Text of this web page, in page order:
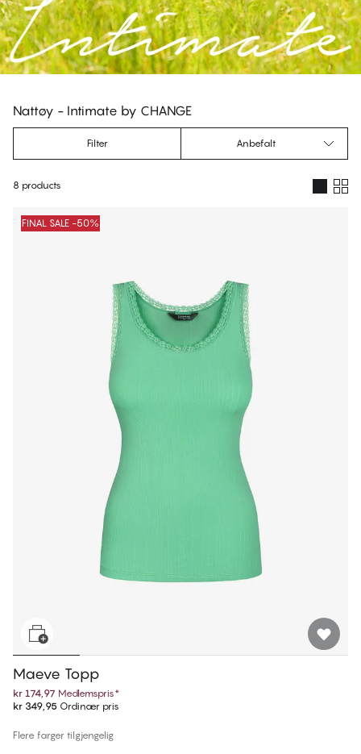
Nattøy - Intimate by CHANGE
Filter Anbefalt
8 products
Produkter
FINAL SALE -50%
Maeve Topp
kr 174,97 Medlemspris*
kr 349,95 Ordinær pris
Flere farger tilgjengelig